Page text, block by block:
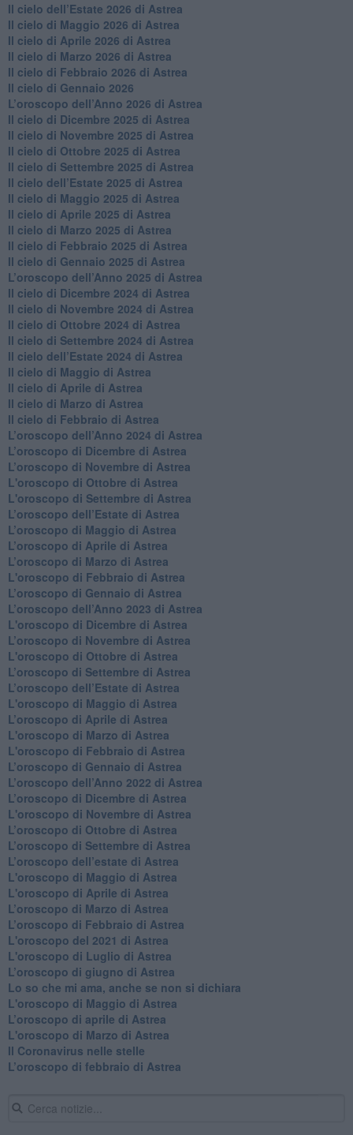
​Il cielo dell’Estate 2026 di Astrea
​Il cielo di Maggio 2026 di Astrea
​Il cielo di Aprile 2026 di Astrea
​Il cielo di Marzo 2026 di Astrea
​Il cielo di Febbraio 2026 di Astrea
Il cielo di Gennaio 2026
​L’oroscopo dell’Anno 2026 di Astrea
​Il cielo di Dicembre 2025 di Astrea
​Il cielo di Novembre 2025 di Astrea
​Il cielo di Ottobre 2025 di Astrea
Il cielo di Settembre 2025 di Astrea
Il cielo dell’Estate 2025 di Astrea
​Il cielo di Maggio 2025 di Astrea
​Il cielo di Aprile 2025 di Astrea
Il cielo di Marzo 2025 di Astrea
​Il cielo di Febbraio 2025 di Astrea
Il cielo di Gennaio 2025 di Astrea
​L’oroscopo dell’Anno 2025 di Astrea
​Il cielo di Dicembre 2024 di Astrea
Il cielo di Novembre 2024 di Astrea
​Il cielo di Ottobre 2024 di Astrea
​Il cielo di Settembre 2024 di Astrea
Il cielo dell’Estate 2024 di Astrea
Il cielo di Maggio di Astrea
Il cielo di Aprile di Astrea
​Il cielo di Marzo di Astrea
​Il cielo di Febbraio di Astrea
​L’oroscopo dell’Anno 2024 di Astrea
​L’oroscopo di Dicembre di Astrea
​L’oroscopo di Novembre di Astrea
L'oroscopo di Ottobre di Astrea
L'oroscopo di Settembre di Astrea
L’oroscopo dell’Estate di Astrea
​L’oroscopo di Maggio di Astrea
​L’oroscopo di Aprile di Astrea
L’oroscopo di Marzo di Astrea
L'oroscopo di Febbraio di Astrea
​L’oroscopo di Gennaio di Astrea
​L’oroscopo dell’Anno 2023 di Astrea
L'oroscopo di Dicembre di Astrea
L’oroscopo di Novembre di Astrea
L'oroscopo di Ottobre di Astrea
​L’oroscopo di Settembre di Astrea
​L’oroscopo dell’Estate di Astrea
L'oroscopo di Maggio di Astrea
​L’oroscopo di Aprile di Astrea
L'oroscopo di Marzo di Astrea
L'oroscopo di Febbraio di Astrea
​L’oroscopo di Gennaio di Astrea
​L’oroscopo dell’Anno 2022 di Astrea
​L’oroscopo di Dicembre di Astrea
L'oroscopo di Novembre di Astrea
​L’oroscopo di Ottobre di Astrea
​L’oroscopo di Settembre di Astrea
L’oroscopo dell’estate di Astrea
L'oroscopo di Maggio di Astrea
L'oroscopo di Aprile di Astrea
​L’oroscopo di Marzo di Astrea
​L’oroscopo di Febbraio di Astrea
L'oroscopo del 2021 di Astrea
L'oroscopo di Luglio di Astrea
​L’oroscopo di giugno di Astrea
​Lo so che mi ama, anche se non si dichiara
L'oroscopo di Maggio di Astrea
​L’oroscopo di aprile di Astrea
L'oroscopo di Marzo di Astrea
Il Coronavirus nelle stelle
​L’oroscopo di febbraio di Astrea